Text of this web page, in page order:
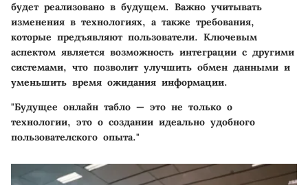
будет реализовано в будущем. Важно учитывать
изменения в технологиях, а также требования,
которые предъявляют пользователи. Ключевым
аспектом является возможность интеграции с другими
системами, что позволит улучшить обмен данными и
уменьшить время ожидания информации.
"Будущее онлайн табло — это не только о
технологии, это о создании идеально удобного
пользователского опыта."